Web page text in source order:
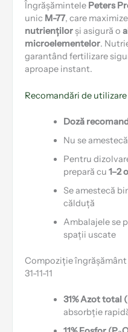
Îngrășămintele Peters
unic M-77, care
nutriențilorși asigură o
microelementelor.
garantând fertilizare
aproape instant.
Recomandări de utilizare
Doză
Nu se
Pentru
prepară cu 1–2
Se amestecă
călduță
Ambalajele se
spații uscate
Compoziție
31-11-11
31% Azot total
absorbție